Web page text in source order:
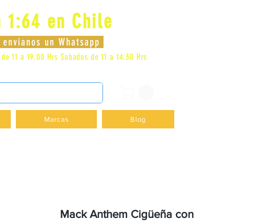
1:64 en Chile
un Whatsapp
11 a 19:00 Hrs Sabados de 11 a 14:30 Hrs
Marcas Blog
Mack Anthem Cigüeña con